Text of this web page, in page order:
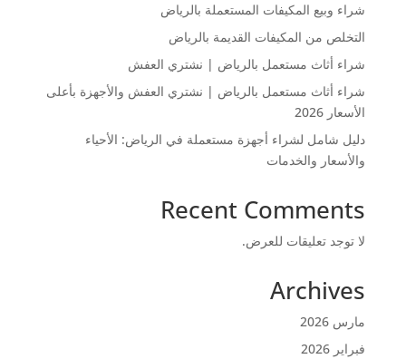
شراء وبيع المكيفات المستعملة بالرياض
التخلص من المكيفات القديمة بالرياض
شراء أثاث مستعمل بالرياض | نشتري العفش
شراء أثاث مستعمل بالرياض | نشتري العفش والأجهزة بأعلى
الأسعار 2026
دليل شامل لشراء أجهزة مستعملة في الرياض: الأحياء
والأسعار والخدمات
Recent Comments
لا توجد تعليقات للعرض.
Archives
مارس 2026
فبراير 2026